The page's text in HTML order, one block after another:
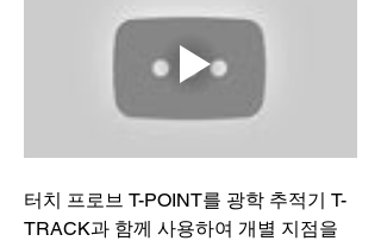
터치 프로브 T-POINT를 광학 추적기 T-
TRACK과 함께 사용하여 개별 지점을